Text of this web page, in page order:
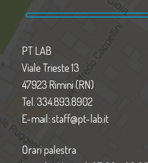
PT LAB
Viale Trieste 13
47923 Rimini (RN)
Tel. 334.893.8902
E-mail: staff@pt-lab.it
Orari palestra